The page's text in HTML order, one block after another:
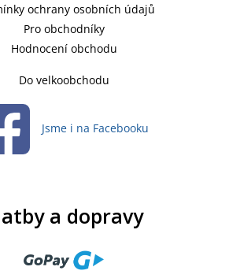
ochrany osobních údajů
Pro obchodníky
Hodnocení obchodu
Do velkoobchodu
Jsme i na Facebooku
a dopravy